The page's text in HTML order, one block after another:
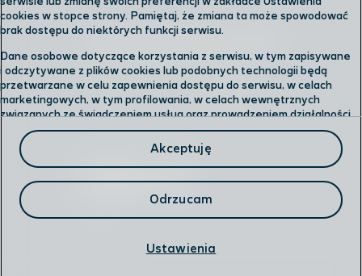
Skontaktuj się z nami
Odwiedź nas w salonie
Formularz kontaktowy
cookies w stopce strony. Pamiętaj, że zmiana ta może spowodować
brak dostępu do niektórych funkcji serwisu.
Dane osobowe dotyczące korzystania z serwisu, w tym zapisywane
i odczytywane z plików cookies lub podobnych technologii będą
przetwarzane w celu zapewnienia dostępu do serwisu, w celach
marketingowych, w tym profilowania, w celach wewnętrznych
związanych ze świadczeniem usług oraz prowadzeniem działalności
gospodarczej, w tym dowodowych, analitycznych i statystycznych,
wykrywania i eliminowania nadużyć oraz w celu wykonywania
obowiązków wynikających z przepisów prawa. Administratorem
Twoich danych jestPolkomtel sp. z o.o.
Przysługuje Ci prawo do dostępu do danych, ich usunięcia,
ograniczenia przetwarzania, przenoszenia, sprzeciwu, sprostowania
Szczegółowe informacje dotyczące przetwarzania danych oraz
Akceptuję
Odrzucam
Ustawienia